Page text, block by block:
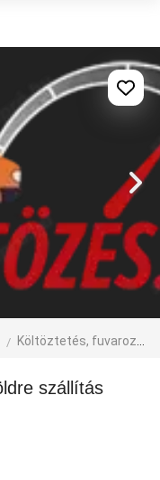
Költöztetés, fuvarozás, járműbérlés